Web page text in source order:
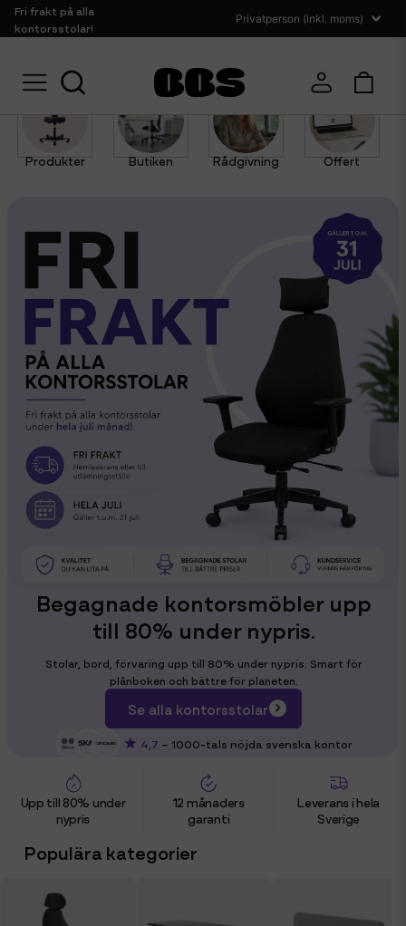
Fri frakt på alla
kontorsstolar!
Produkter Butiken Rådgivning Offert
Begagnade kontorsmöbler upp
till 80% under nypris.
Stolar, bord, förvaring upp till 80% under nypris. Smart för
plånboken och bättre för planeten.
4,7 – 1000-tals nöjda svenska kontor
Se alla kontorsstolar
Upp till 80% under
nypris
12 månaders
garanti
Leverans i hela
Sverige
Populära kategorier